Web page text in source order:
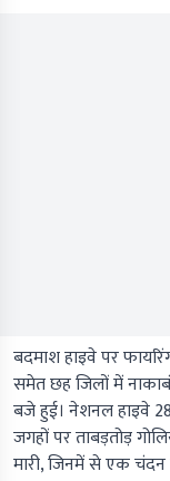
बदमाश हाइवे पर
समेत छह जिलों में
बजे हुई। नेशनल हाइवे
जगहों पर ताबड़तोड़
मारी, जिनमें से एक